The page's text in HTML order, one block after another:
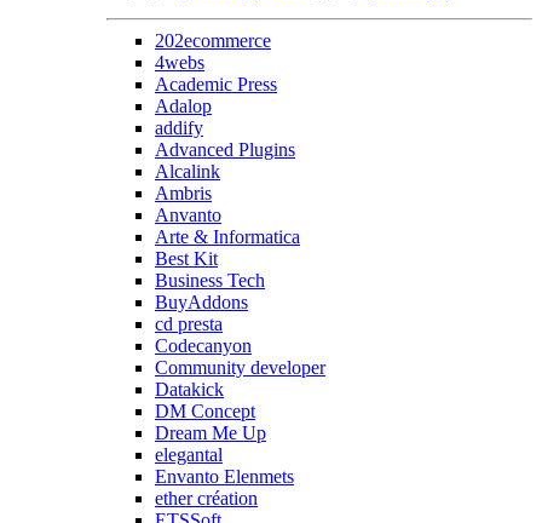
202ecommerce
4webs
Academic Press
Adalop
addify
Advanced Plugins
Alcalink
Ambris
Anvanto
Arte & Informatica
Best Kit
Business Tech
BuyAddons
cd presta
Codecanyon
Community developer
Datakick
DM Concept
Dream Me Up
elegantal
Envanto Elenmets
ether création